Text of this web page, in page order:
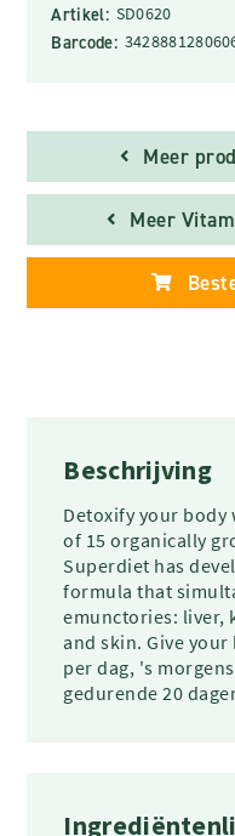
Artikel: SD0620
Barcode:
Meer
Meer
Beschrijving
Detoxify your body
of 15 organically
Superdiet has
formula that
emunctories: liver,
and skin. Give
per dag, 's
gedurende 20